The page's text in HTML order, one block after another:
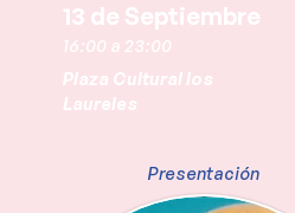
13 de Septiembre
16:00 a 23:00
Plaza Cultural los
Laureles
Presentación